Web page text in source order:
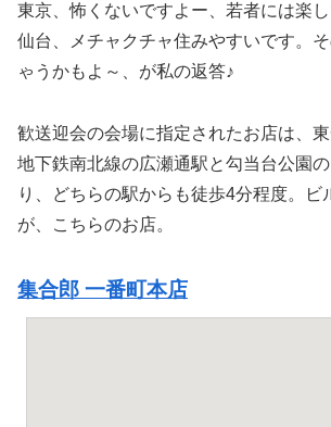
東京、怖くないですよー、若者には楽し
仙台、メチャクチャ住みやすいです。
ゃうかもよ～、が私の返答♪
歓送迎会の会場に指定されたお店は、東
地下鉄南北線の広瀬通駅と勾当台公園
り、どちらの駅からも徒歩4分程度。ビ
が、こちらのお店。
集合郎 一番町本店